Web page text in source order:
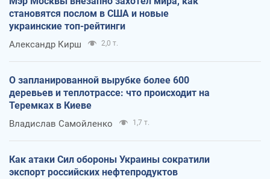
становятся послом в США и новые
украинские топ-рейтинги
Александр Кирш 2,0 т.
О запланированной вырубке более 600
деревьев и теплотрассе: что происходит на
Теремках в Киеве
Владислав Самойленко 1,7 т.
Как атаки Сил обороны Украины сократили
экспорт российских нефтепродуктов